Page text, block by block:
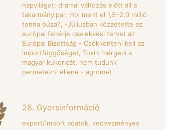
napvilágot: drámai változás előtt áll a
takarmányipar, Hol ment el 1,5–2,0 millió
tonna búza?, -Júliusban közzétette az
európai fehérje cselekvési tervet az
Európai Bizottság - Csökkenteni kell az
importfüggőséget, Toxin mérgezi a
magyar kukoricát: nem tudunk
permetezni ellene - agromet
28. Gyorsinformáció
export/import adatok, kedvezményes